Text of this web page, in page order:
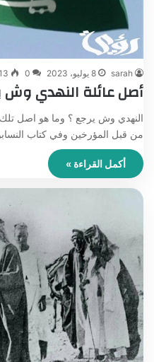
sarah 8 يوليو، 2023 0
أصل عائلة النهدي وش
النهدي وش يرجع ؟ وما هو اصل تلك
من قبل المؤرخين وفي كتاب
أكمل القراءة »